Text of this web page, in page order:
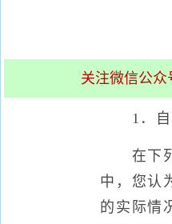
关注微信公众
1．自
在下列
中，您认
的实际情